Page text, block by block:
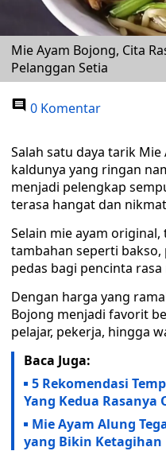
Mie Ayam Bojong, Cita
Pelanggan Setia
0 Komentar
Salah satu daya tarik
kaldunya yang ringan
menjadi pelengkap
terasa hangat dan
Selain mie ayam
tambahan seperti
pedas bagi pencinta
Dengan harga yang
Bojong menjadi favorit
pelajar, pekerja, hingga
Baca Juga:
5 Rekomendasi
Yang Kedua
Mie Ayam Alung
yang Bikin Ketagihan